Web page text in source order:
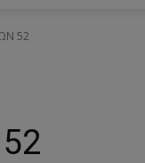
52